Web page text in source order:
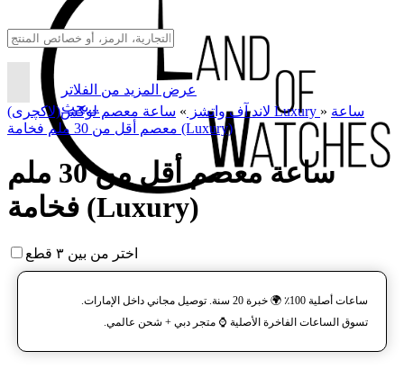
عرض المزيد من الفلاتر
بحث...
لاند آف واتشز » ساعة معصم لوکس(لاکچری) Luxury » ساعة
معصم أقل من 30 ملم فخامة (Luxury)
ساعة معصم أقل من 30 ملم
فخامة (Luxury)
اختر من بين ٣ قطع
ساعات أصلية 100٪ 🌍 خبرة 20 سنة. توصيل مجاني داخل الإمارات.
تسوق الساعات الفاخرة الأصلية ⌚️ متجر دبي + شحن عالمي.